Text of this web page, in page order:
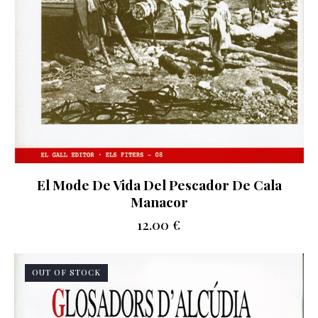
El Mode De Vida Del Pescador De Cala
Manacor
12.00 €
OUT OF STOCK